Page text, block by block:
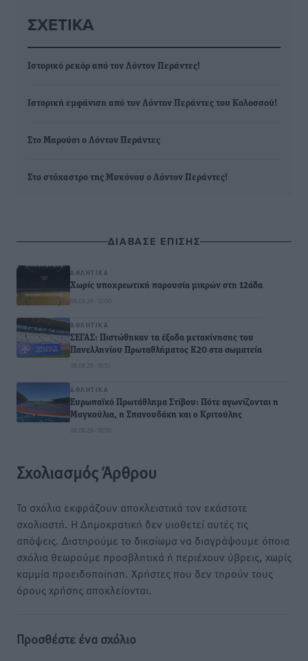
ΣΧΕΤΙΚΆ
Ιστορικό ρεκόρ από τον Λόντον Περάντες!
Ιστορική εμφάνιση από τον Λόντον Περάντες του Κολοσσού!
Στο Μαρούσι ο Λόντον Περάντες
Στο στόχαστρο της Μυκόνου ο Λόντον Περάντες!
ΔΙΑΒΑΣΕ ΕΠΙΣΗΣ
ΑΘΛΗΤΙΚΆ
Χωρίς υποχρεωτική παρουσία μικρών στη 12άδα
08.08.26 · 12:00
ΑΘΛΗΤΙΚΆ
ΣΕΓΑΣ: Πιστώθηκαν τα έξοδα μετακίνησης του
Πανελληνίου Πρωταθλήματος Κ20 στα σωματεία
08.08.26 · 10:51
ΑΘΛΗΤΙΚΆ
Ευρωπαϊκό Πρωτάθλημα Στίβου: Πότε αγωνίζονται η
Μαγκούλια, η Σπανουδάκη και ο Κριτούλης
08.08.26 · 10:50
Σχολιασμός Άρθρου
Τα σχόλια εκφράζουν αποκλειστικά τον εκάστοτε
σχολιαστή. Η Δημοκρατική δεν υιοθετεί αυτές τις
απόψεις. Διατηρούμε το δικαίωμα να διαγράψουμε όποια
σχόλια θεωρούμε προσβλητικά ή περιέχουν ύβρεις, χωρίς
καμμία προειδοποίηση. Χρήστες που δεν τηρούν τους
όρους χρήσης αποκλείονται.
Προσθέστε ένα σχόλιο